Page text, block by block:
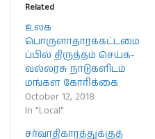
Related
உலக
பொருளாதாரக்கட்டமை
ப்பில் திருத்தம் செய்க-
வல்லரசு நாடுகளிடம்
மங்கள கோரிக்கை
October 12, 2018
In "Local"
சர்வாதிகாரத்துக்குத்